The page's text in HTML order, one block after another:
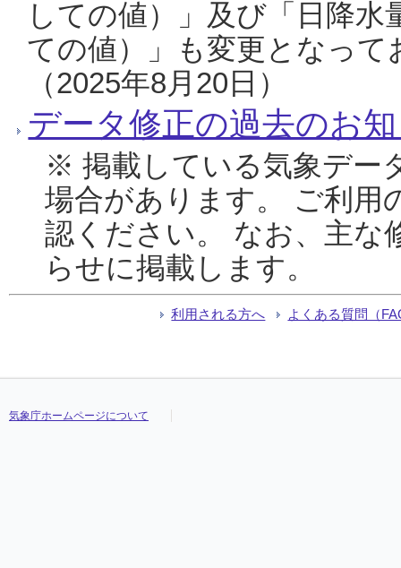
しての値）」及び「日降
ての値）」も変更となっ
（2025年8月20日）
データ修正の過去のお
※ 掲載している気象デー
場合があります。 ご利用
認ください。 なお、主な
らせに掲載します。
利用される方へ よくある質問（
気象庁ホームページについて